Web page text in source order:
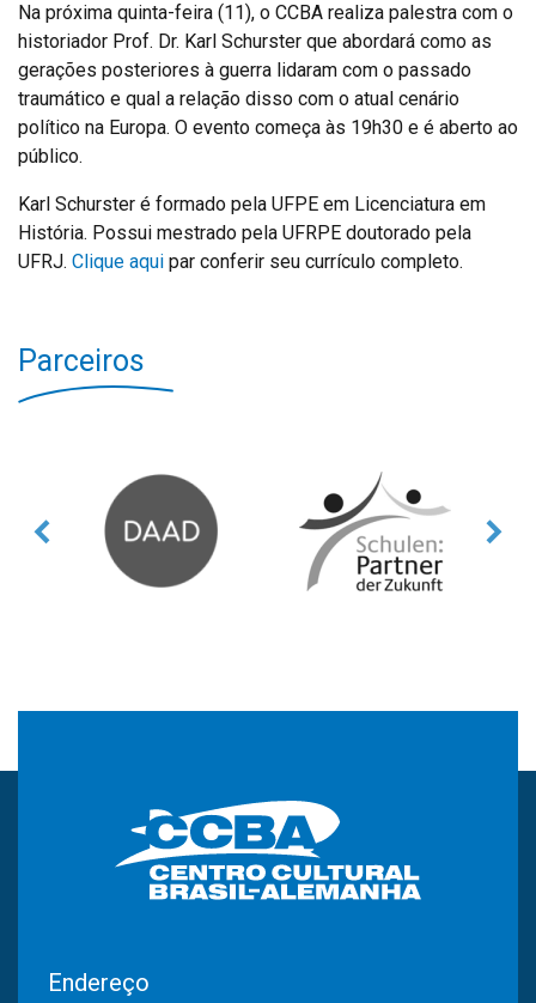
Na próxima quinta-feira (11), o CCBA realiza palestra com o
historiador Prof. Dr. Karl Schurster que abordará como as
gerações posteriores à guerra lidaram com o passado
traumático e qual a relação disso com o atual cenário
político na Europa. O evento começa às 19h30 e é aberto ao
público.
Karl Schurster é formado pela UFPE em Licenciatura em
História. Possui mestrado pela UFRPE doutorado pela
UFRJ. Clique aqui par conferir seu currículo completo.
Parceiros
Endereço